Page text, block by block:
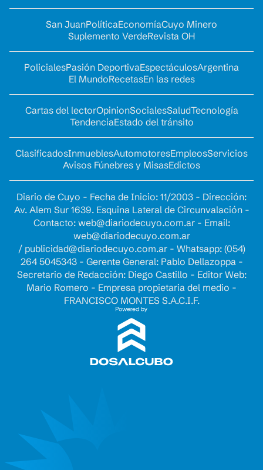
San JuanPolíticaEconomíaCuyo Minero
Suplemento VerdeRevista OH
PolicialesPasión DeportivaEspectáculosArgentina
El MundoRecetasEn las redes
Cartas del lectorOpinionSocialesSaludTecnología
TendenciaEstado del tránsito
ClasificadosInmueblesAutomotoresEmpleosServicios
Avisos Fúnebres y MisasEdictos
Diario de Cuyo - Fecha de Inicio: 11/2003 - Dirección:
Av. Alem Sur 1639. Esquina Lateral de Circunvalación -
Contacto: web@diariodecuyo.com.ar- Email:
web@diariodecuyo.com.ar
/ publicidad@diariodecuyo.com.ar- Whatsapp: (054)
264 5045343 - Gerente General: Pablo Dellazoppa -
Secretario de Redacción: Diego Castillo - Editor Web:
Mario Romero - Empresa propietaria del medio -
FRANCISCO MONTES S.A.C.I.F.